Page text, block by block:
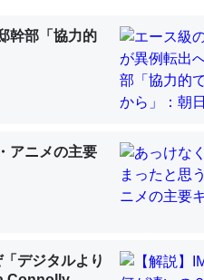
はなぜ海にいないのか」に関する新仮説
幹部「協力的
アニメの主要
デジタルより